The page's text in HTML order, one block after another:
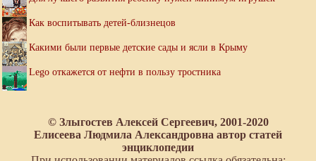
Как воспитывать детей-близнецов
Какими были первые детские сады и ясли в Крыму
Lego откажется от нефти в пользу тростника
© Злыгостев Алексей Сергеевич, 2001-2020
Елисеева Людмила Александровна автор статей
энциклопедии